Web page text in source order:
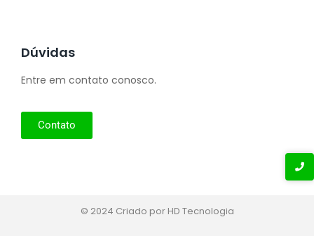
Dúvidas
Entre em contato conosco.
Contato
© 2024 Criado por HD Tecnologia